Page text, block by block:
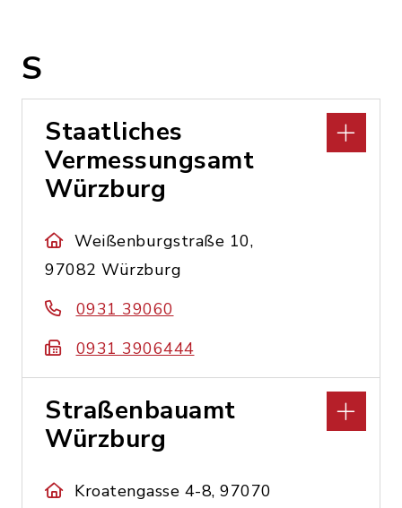
S
Staatliches
Vermessungsamt
Würzburg
Weißenburgstraße 10,
97082 Würzburg
0931 39060
0931 3906444
Straßenbauamt
Würzburg
Kroatengasse 4-8, 97070